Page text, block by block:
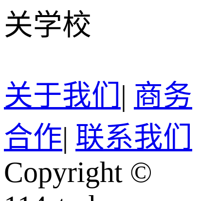
关学校
关于我们 | 商务
合作| 联系我们
Copyright ©